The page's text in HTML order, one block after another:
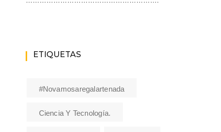
ETIQUETAS
#novamosaregalartenada
Ciencia Y Tecnología.